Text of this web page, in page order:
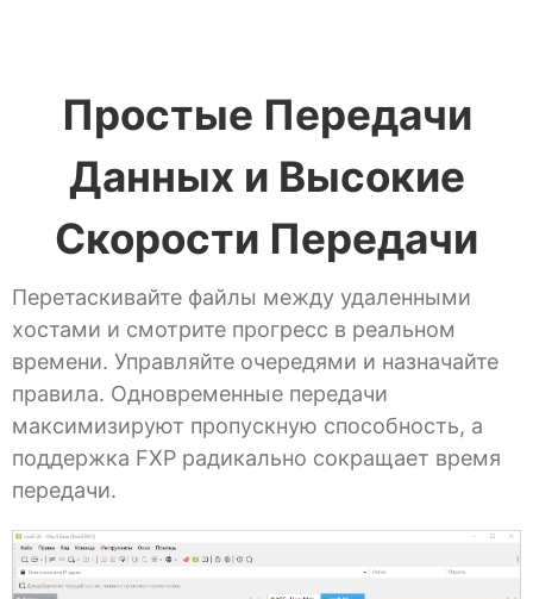
Простые Передачи
Данных и Высокие
Скорости Передачи
Перетаскивайте файлы между удаленными
хостами и смотрите прогресс в реальном
времени. Управляйте очередями и назначайте
правила. Одновременные передачи
максимизируют пропускную способность, а
поддержка FXP радикально сокращает время
передачи.